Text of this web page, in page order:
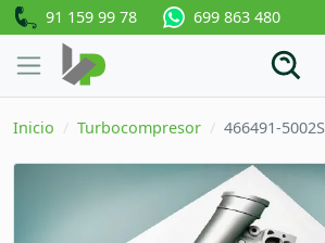
91 159 99 78 699 863 480
Inicio Turbocompresor 466491-5002S